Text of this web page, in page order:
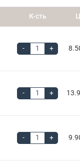
К-сть
- +
- +
- +